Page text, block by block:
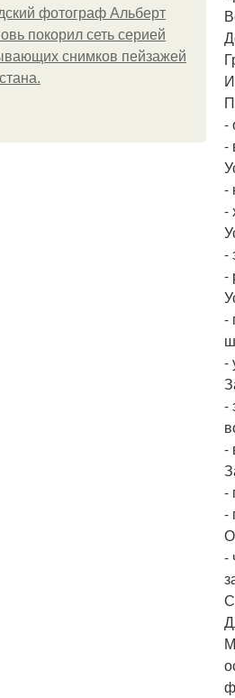
фотограф Альберт
покорил сеть серией
снимков пейзажей
-
-
-
-
-
-
-
-
-
-
-
-
-